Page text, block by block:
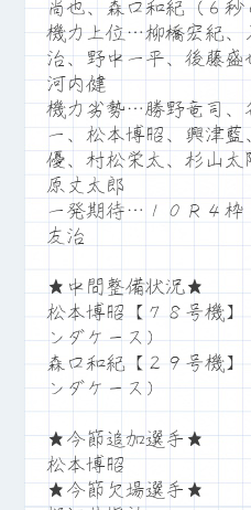
尚也、森口和紀（６秒
機力上位…柳橋宏紀、
治、野中一平、後藤盛
河内健
機力劣勢…勝野竜司、
一、松本博昭、興津藍
優、村松栄太、杉山太
原丈太郎
一発期待…１０Ｒ４枠
友治
★中間整備状況★
松本博昭【７８号機】
ンダケース）
森口和紀【２９号機】
ンダケース）
★今節追加選手★
松本博昭
★今節欠場選手★